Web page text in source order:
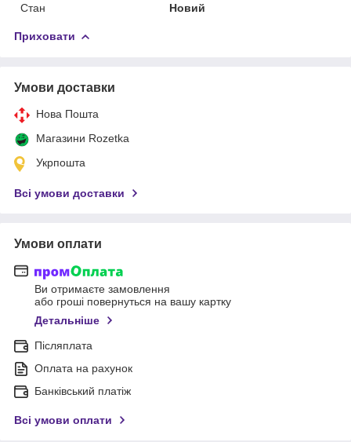
Стан
Новий
Приховати
Умови доставки
Нова Пошта
Магазини Rozetka
Укрпошта
Всі умови доставки
Умови оплати
Ви отримаєте замовлення
або гроші повернуться на вашу картку
Детальніше
Післяплата
Оплата на рахунок
Банківський платіж
Всі умови оплати